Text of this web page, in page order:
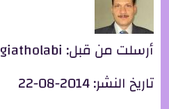
أرسلت من قبل: giatholabi
تاريخ النشر:2014-08-22